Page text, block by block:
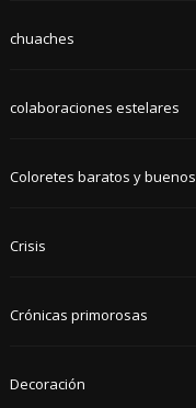
chuaches
colaboraciones estelares
Coloretes baratos y buenos
Crisis
Crónicas primorosas
Decoración